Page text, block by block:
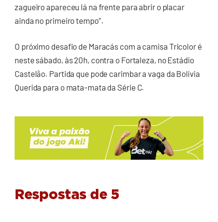
zagueiro apareceu lá na frente para abrir o placar
ainda no primeiro tempo”.
O próximo desafio de Maracás com a camisa Tricolor é
neste sábado, às 20h, contra o Fortaleza, no Estádio
Castelão. Partida que pode carimbar a vaga da Bolívia
Querida para o mata-mata da Série C.
Respostas de 5